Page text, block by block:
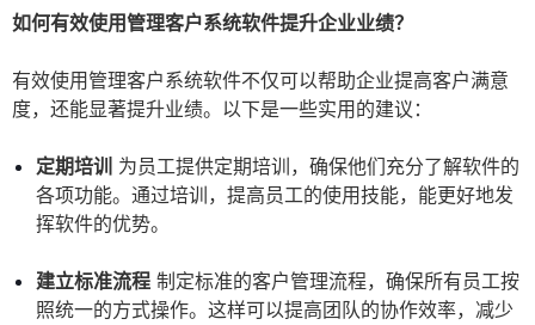
如何有效使用管理客户系统软件提升企业业绩？
有效使用管理客户系统软件不仅可以帮助企业提高客户满意
度，还能显著提升业绩。以下是一些实用的建议：
定期培训 为员工提供定期培训，确保他们充分了解软件的
各项功能。通过培训，提高员工的使用技能，能更好地发
挥软件的优势。
建立标准流程 制定标准的客户管理流程，确保所有员工按
照统一的方式操作。这样可以提高团队的协作效率，减少